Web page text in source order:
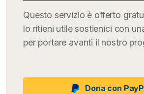
Questo servizio è offerto
lo ritieni utile sostienici con
per portare avanti il nostro
Dona con